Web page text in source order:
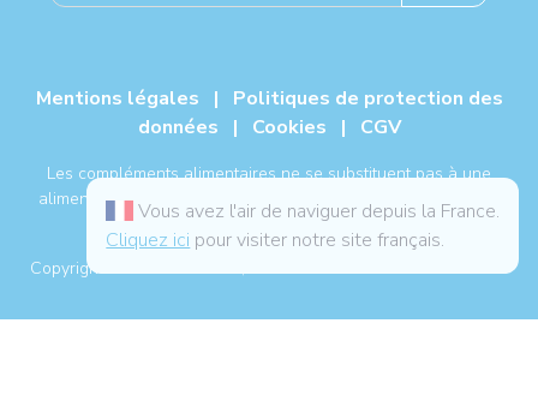
Vous avez l'air de naviguer depuis la France.
Cliquez ici pour visiter notre site français.
Mentions légales |
Politiques de protection des
données
| Cookies | CGV
Les compléments alimentaires ne se substituent pas à une
alimentation variée, équilibrée, à un mode de vie sain et à un
traitement médical.
Copyright NUTERGIA 2026, tous droits réservés. -Plan du site